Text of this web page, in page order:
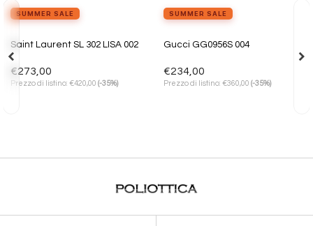
Aggiungi
alla lista
SUMMER SALE
Saint Laurent SL 302 LISA 002
€273,00
Prezzo di listino: €420,00 (-35%)
SUMMER SALE
Gucci GG0956S 004
€234,00
Prezzo di listino: €360,00 (-35%)